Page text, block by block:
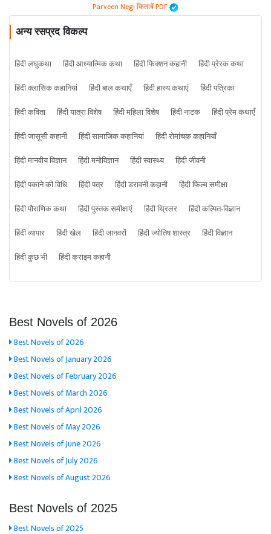
Parveen Negi किताबें PDF
अन्य रसप्रद विकल्प
हिंदी लघुकथा हिंदी आध्यात्मिक कथा हिंदी फिक्शन कहानी
हिंदी प्रेरक कथा
हिंदी क्लासिक कहानियां
हिंदी बाल कथाएँ हिंदी हास्य कथाएं
हिंदी पत्रिका
हिंदी कविता
हिंदी यात्रा विशेष हिंदी महिला विशेष हिंदी नाटक
हिंदी प्रेम कथाएँ
हिंदी जासूसी कहानी
हिंदी सामाजिक कहानियां
हिंदी रोमांचक कहानियाँ
हिंदी मानवीय विज्ञान
हिंदी मनोविज्ञान हिंदी स्वास्थ्य
हिंदी जीवनी
हिंदी पकाने की विधि
हिंदी पत्र हिंदी डरावनी कहानी
हिंदी फिल्म समीक्षा
हिंदी पौराणिक कथा
हिंदी पुस्तक समीक्षाएं हिंदी थ्रिलर
हिंदी कल्पित-विज्ञान
हिंदी व्यापार
हिंदी खेल हिंदी जानवरों हिंदी ज्योतिष शास्त्र
हिंदी विज्ञान
हिंदी कुछ भी
हिंदी क्राइम कहानी
Best Novels of 2026
Best Novels of 2026
Best Novels of January 2026
Best Novels of February 2026
Best Novels of March 2026
Best Novels of April 2026
Best Novels of May 2026
Best Novels of June 2026
Best Novels of July 2026
Best Novels of August 2026
Best Novels of 2025
Best Novels of 2025